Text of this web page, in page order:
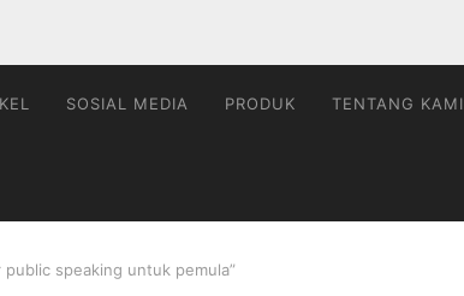
SOSIAL MEDIA PRODUK TENTANG KAMI
public speaking untuk pemula”